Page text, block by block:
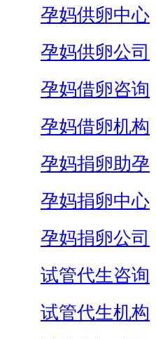
孕妈供卵中心
孕妈供卵公司
孕妈借卵咨询
孕妈借卵机构
孕妈捐卵助孕
孕妈捐卵中心
孕妈捐卵公司
试管代生咨询
试管代生机构